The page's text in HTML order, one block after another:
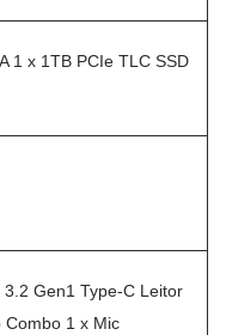
1 x 1TB PCIe TLC SSD
Gen1 Type-C Leitor
Combo 1 x Mic